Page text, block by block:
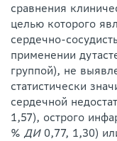
сравнения
целью которого
сердечно-
применении
группой), не
статистически
сердечной
1,57), острого
% ДИ0,77, 1,30)